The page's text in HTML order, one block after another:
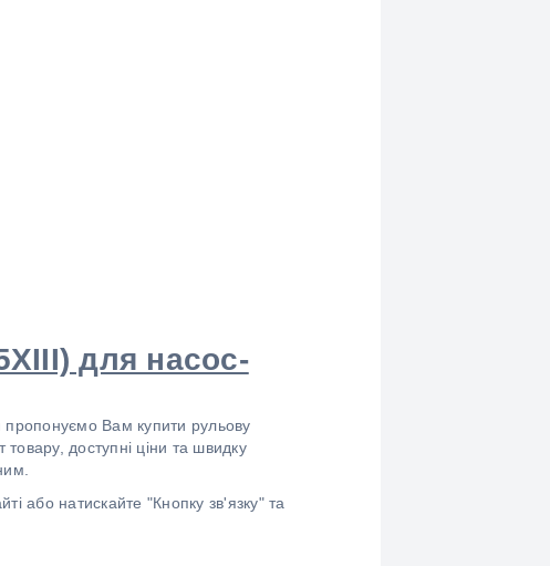
для насос-
Вам купити рульову
доступні ціни та швидку
або натискайте "Кнопку зв'язку" та